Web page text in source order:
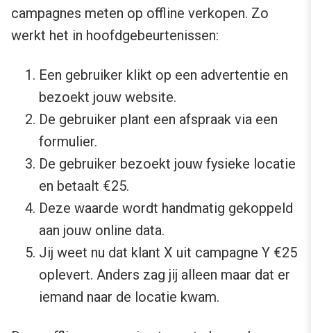
campagnes meten op offline verkopen. Zo
werkt het in hoofdgebeurtenissen:
Een gebruiker klikt op een advertentie en
bezoekt jouw website.
De gebruiker plant een afspraak via een
formulier.
De gebruiker bezoekt jouw fysieke locatie
en betaalt €25.
Deze waarde wordt handmatig gekoppeld
aan jouw online data.
Jij weet nu dat klant X uit campagne Y €25
oplevert. Anders zag jij alleen maar dat er
iemand naar de locatie kwam.